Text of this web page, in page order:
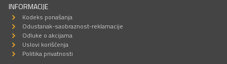
INFORMACIJE
Kodeks ponašanja
Odustanak-saobraznost-reklamacije
Odluke o akcijama
Uslovi korišćenja
Politika privatnosti